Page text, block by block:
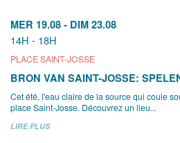
MER 19.08 - DIM 23.08
14H - 18H
PLACE SAINT-JOSSE
BRON VAN SAINT-JOSSE:
Cet été, l'eau claire de la source qui coule
place Saint-Josse. Découvrez un lieu...
LIRE PLUS